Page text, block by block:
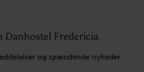
Danhostel Fredericia
og spændende nyheder